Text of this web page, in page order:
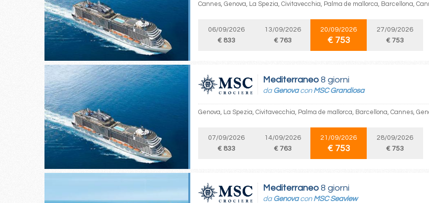
Cannes, Genova, La Spezia, Civitavecchia, Palma de mallorca, Barcellona,
06/09/2026
€ 833
13/09/2026
€ 763
20/09/2026
€ 753
27/09/2026
€ 753
Mediterraneo 8 giorni
da Genovacon MSC Grandiosa
Genova, La Spezia, Civitavecchia, Palma de mallorca, Barcellona, Cannes,
07/09/2026
€ 833
14/09/2026
€ 763
21/09/2026
€ 753
28/09/2026
€ 753
Mediterraneo 8 giorni
da Genovacon MSC Seaview